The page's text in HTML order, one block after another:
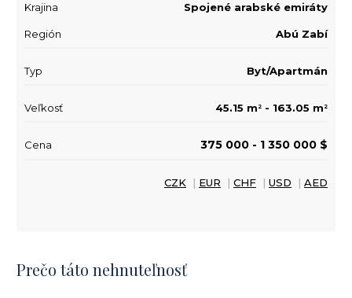
Prečo táto nehnuteľnosť
Krajina Spojené arabské emiráty
Región Abú Zabí
Typ Byt/Apartmán
Veľkosť 45.15 m 2 - 163.05 m 2
Cena 375 000 - 1 350 000 $
CZK | EUR | CHF | USD | AED